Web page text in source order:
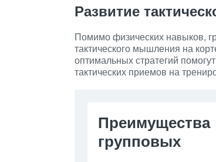
Развитие
Помимо физических навыков,
тактического мышления на
оптимальных стратегий
тактических приемов на
Преимущества
групповых